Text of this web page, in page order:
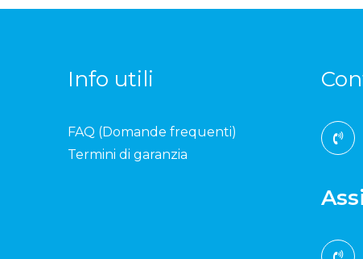
Info utili
FAQ (Domande frequenti)
Termini di garanzia